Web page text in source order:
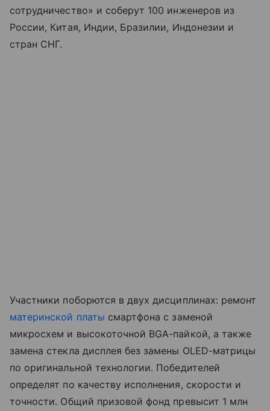
сотрудничество» и соберут 100 инженеров из
России, Китая, Индии, Бразилии, Индонезии и
стран СНГ.
Участники поборются в двух дисциплинах: ремонт
материнской платы смартфона с заменой
микросхем и высокоточной BGA-пайкой, а также
замена стекла дисплея без замены OLED-матрицы
по оригинальной технологии. Победителей
определят по качеству исполнения, скорости и
точности. Общий призовой фонд превысит 1 млн